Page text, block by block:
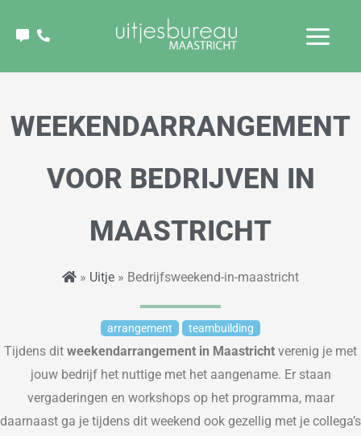
naar
WEEKENDARRANGEMENT
VOOR BEDRIJVEN IN
MAASTRICHT
» Uitje » Bedrijfsweekend-in-maastricht
arrangement teambuilding
Tijdens dit weekendarrangement in Maastricht verenig je met
jouw bedrijfhet nuttige met het aangename. Er staan
vergaderingen en workshops op het programma, maar
daarnaast ga je tijdens dit weekend ook gezellig met je collega’s